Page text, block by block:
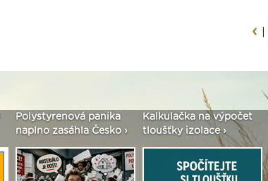
‹
Kalkulačka na výpočet
tloušťky izolace ›
Seriál: Fasády ETICS a
vše podstatné v kostce ›